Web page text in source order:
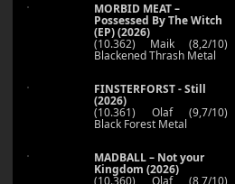
MORBID MEAT –
Possessed By The Witch
(EP) (2026)
(10.362) Maik (8,2/10)
Blackened Thrash Metal
FINSTERFORST - Still
(2026)
(10.361) Olaf (9,7/10)
Black Forest Metal
MADBALL – Not your
Kingdom (2026)